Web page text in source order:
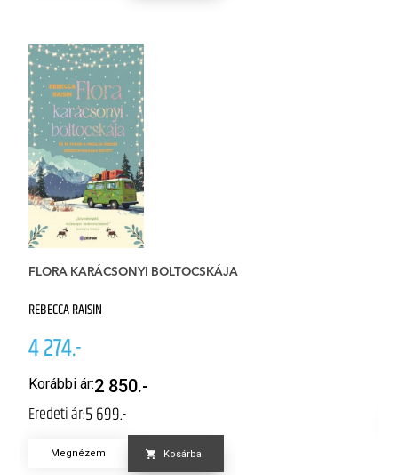
FLORA KARÁCSONYI BOLTOCSKÁJA
REBECCA RAISIN
4 274.-
Korábbi ár:2 850.-
Eredeti ár:5 699.-
Megnézem Kosárba